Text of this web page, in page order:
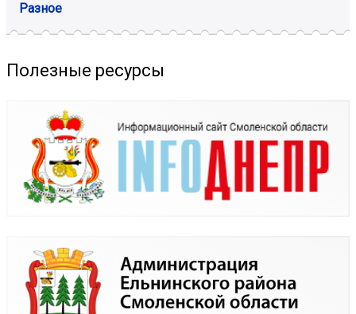
Разное
Полезные ресурсы